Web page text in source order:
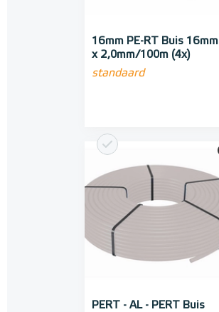
16mm PE-RT Buis 16mm
x 2,0mm/100m (4x)
standaard
PERT - AL - PERT Buis